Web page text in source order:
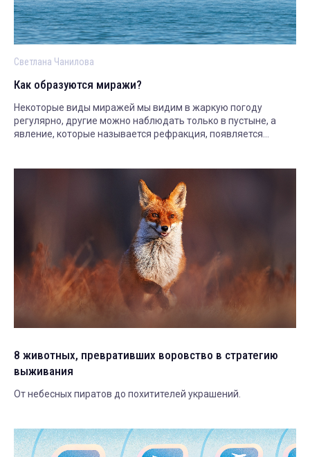
Светлана Чанилова
Как образуются миражи?
Некоторые виды миражей мы видим в жаркую погоду
регулярно, другие можно наблюдать только в пустыне, а
явление, которые называется рефракция, появляется
8 животных, превративших воровство в стратегию
выживания
От небесных пиратов до похитителей украшений.